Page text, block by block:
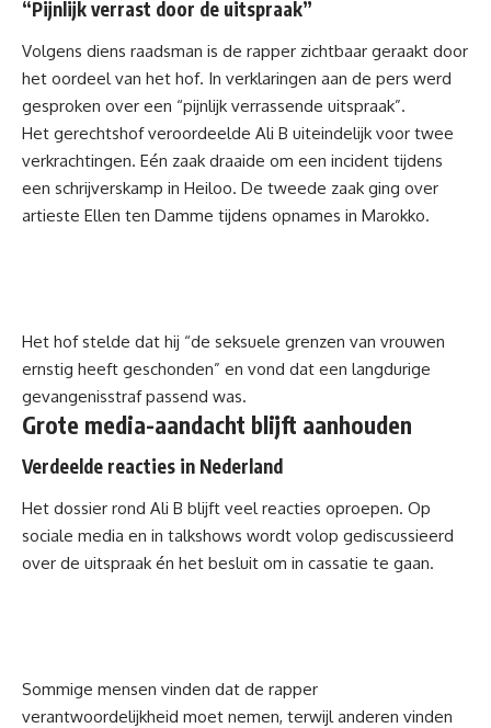
“Pijnlijk verrast door de uitspraak”
Volgens diens raadsman is de rapper zichtbaar geraakt door
het oordeel van het hof. In verklaringen aan de pers werd
gesproken over een “pijnlijk verrassende uitspraak”.
Het gerechtshof veroordeelde Ali B uiteindelijk voor twee
verkrachtingen. Eén zaak draaide om een incident tijdens
een schrijverskamp in Heiloo. De tweede zaak ging over
artieste Ellen ten Damme tijdens opnames in Marokko.
Het hof stelde dat hij “de seksuele grenzen van vrouwen
ernstig heeft geschonden” en vond dat een langdurige
gevangenisstraf passend was.
Grote media-aandacht blijft aanhouden
Verdeelde reacties in Nederland
Het dossier rond Ali B blijft veel reacties oproepen. Op
sociale media en in talkshows wordt volop gediscussieerd
over de uitspraak én het besluit om in cassatie te gaan.
Sommige mensen vinden dat de rapper
verantwoordelijkheid moet nemen, terwijl anderen vinden